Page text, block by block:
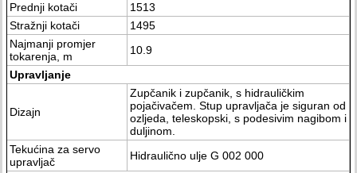
Prednji kotači
1513
Stražnji kotači
1495
Najmanji promjer
tokarenja, m
10.9
Upravljanje
Dizajn
Zupčanik i zupčanik, s hidrauličkim
pojačivačem. Stup upravljača je siguran od
ozljeda, teleskopski, s podesivim nagibom i
duljinom.
Tekućina za servo
upravljač
Hidraulično ulje G 002 000